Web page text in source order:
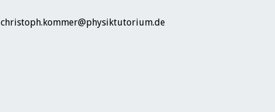
christoph.kommer@physiktutorium.de